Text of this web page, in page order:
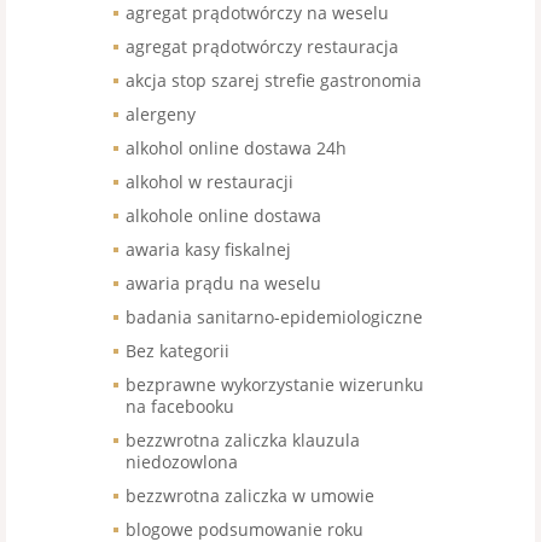
agregat prądotwórczy na weselu
agregat prądotwórczy restauracja
akcja stop szarej strefie gastronomia
alergeny
alkohol online dostawa 24h
alkohol w restauracji
alkohole online dostawa
awaria kasy fiskalnej
awaria prądu na weselu
badania sanitarno-epidemiologiczne
Bez kategorii
bezprawne wykorzystanie wizerunku
na facebooku
bezzwrotna zaliczka klauzula
niedozowlona
bezzwrotna zaliczka w umowie
blogowe podsumowanie roku